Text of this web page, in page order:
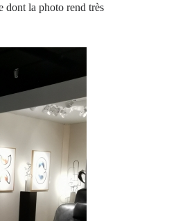
dont la photo rend très